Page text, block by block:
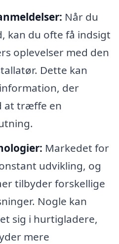
Når du
kan du ofte få indsigt
oplevelser med den
Dette kan
der
at træffe en
Markedet for
udvikling, og
tilbyder forskellige
Nogle kan
sig i hurtigladere,
mere